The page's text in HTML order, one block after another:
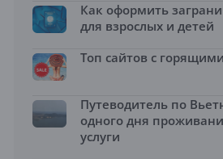
Как оформить
для взрослых и детей
Топ сайтов с
Путеводитель по
одного дня
услуги